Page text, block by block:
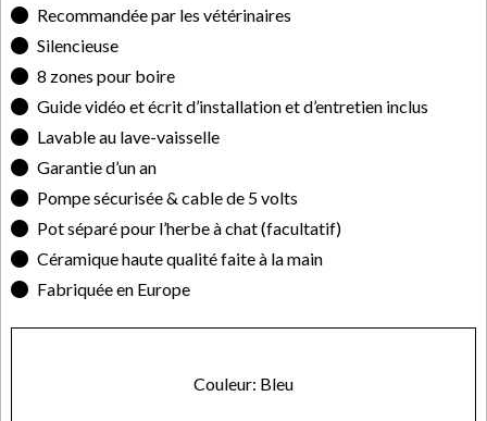
Recommandée par les vétérinaires
Silencieuse
8 zones pour boire
Guide vidéo et écrit d’installation et d’entretien inclus
Lavable au lave-vaisselle
Garantie d’un an
Pompe sécurisée & cable de 5 volts
Pot séparé pour l’herbe à chat (facultatif)
Céramique haute qualité faite à la main
Fabriquée en Europe
Couleur: Bleu